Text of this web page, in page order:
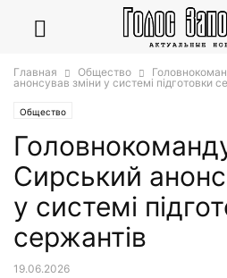
Главная Общество
анонсував зміни у системі підготовки
Общество
Сирський
у системі
сержантів
19.06.2026